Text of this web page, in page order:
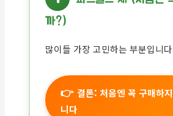
까?)
많이들 가장 고민하는 부분입니
결론: 처음엔 꼭 구매하
니다